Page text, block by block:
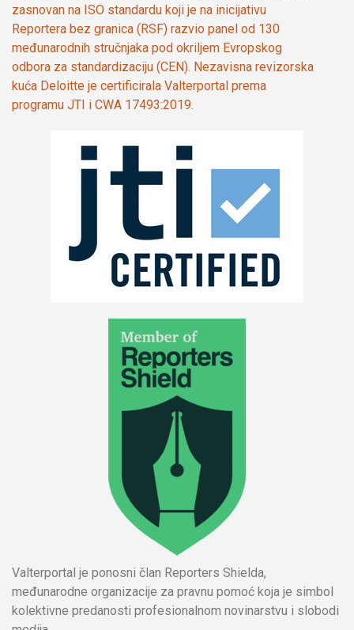
zasnovan na ISO standardu koji je na inicijativu
Reportera bez granica (RSF) razvio panel od 130
međunarodnih stručnjaka pod okriljem Evropskog
odbora za standardizaciju (CEN). Nezavisna revizorska
kuća Deloitte je certificirala Valterportal prema
programu JTI i CWA 17493:2019.
Valterportal je ponosni član Reporters Shielda,
međunarodne organizacije za pravnu pomoć koja je simbol
kolektivne predanosti profesionalnom novinarstvu i slobodi